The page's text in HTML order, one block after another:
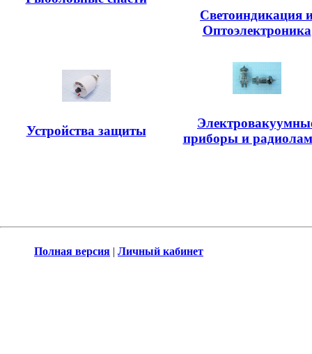
Светоиндикация
Оптоэлектроника
Устройства защиты
приборы и
Полная версия | Личный кабинет